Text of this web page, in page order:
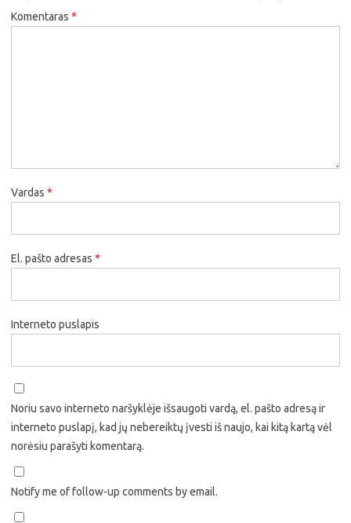
Komentaras *
Vardas *
El. pašto adresas *
Interneto puslapis
Noriu savo interneto naršyklėje išsaugoti vardą, el. pašto adresą ir
interneto puslapį, kad jų nebereiktų įvesti iš naujo, kai kitą kartą vėl
norėsiu parašyti komentarą.
Notify me of follow-up comments by email.